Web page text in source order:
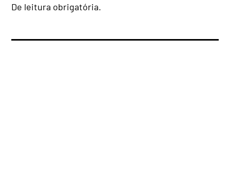
De leitura obrigatória.